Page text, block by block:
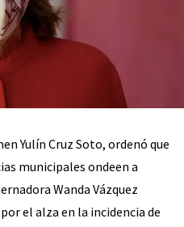
Yulín Cruz Soto, ordenó que
municipales ondeen a
Wanda Vázquez
el alza en la incidencia de